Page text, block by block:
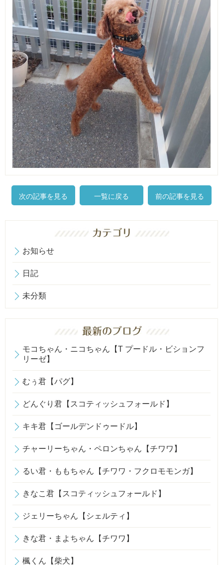
次の記事を見る 一覧に戻る 前の記事を見る
お知らせ
日記
未分類
モコちゃん・ニコちゃん【T プードル・ビションフ
リーゼ】
むぅ君【パグ】
どんぐり君【スコティッシュフォールド】
キキ君【ゴールデンドゥードル】
チャーリーちゃん・ペロンちゃん【チワワ】
るい君・ももちゃん【チワワ・フクロモモンガ】
きなこ君【スコティッシュフォールド】
ジェリーちゃん【シェルティ】
きな君・まよちゃん【チワワ】
楓くん【柴犬】